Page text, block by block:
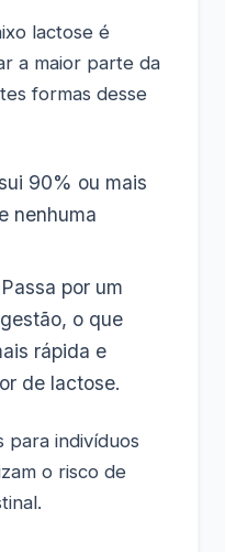
lactose é
a maior parte da
formas desse
90% ou mais
nenhuma
por um
o que
rápida e
de lactose.
para indivíduos
o risco de